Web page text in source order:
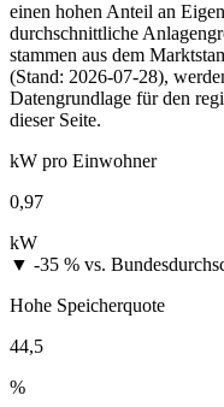
einen hohen Anteil an
durchschnittliche
stammen aus dem
(Stand: 2026-07-28),
Datengrundlage für den
dieser Seite.
kW pro Einwohner
0,97
kW
▼ -35 % vs.
Hohe Speicherquote
44,5
%